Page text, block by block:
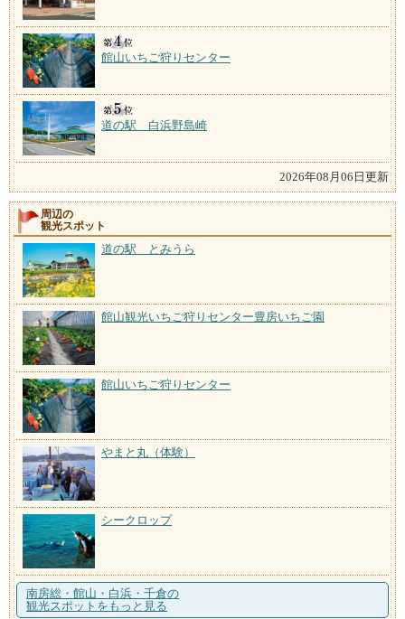
館山いちご狩りセンター
道の駅 白浜野島崎
2026年08月06日更新
周辺の
観光スポット
道の駅 とみうら
館山観光いちご狩りセンター豊房いちご園
館山いちご狩りセンター
やまと丸（体験）
シークロップ
南房総・館山・白浜・千倉の
観光スポットをもっと見る